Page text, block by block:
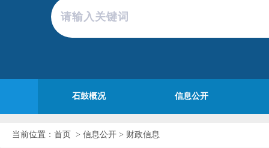
石鼓概况 信息公开
当前位置： 首页 > 信息公开 > 财政信息